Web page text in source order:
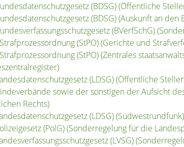
(BDSG) (Öffentliche
(BDSG) (Auskunft an den
(BVerfSchG)
(StPO) (Gerichte und
(StPO) (Zentrales
(LDSG) (Öffentliche
sowie der sonstigen der Aufsicht
Rechts)
(LDSG) (Südwestrundfunk)
(PolG) (Sonderregelung für die
(LVSG)